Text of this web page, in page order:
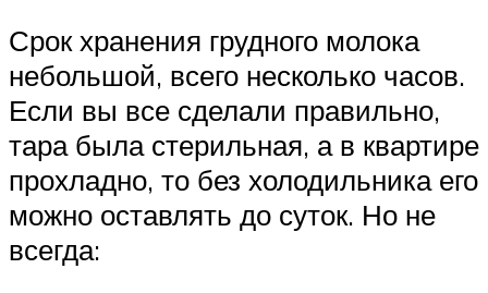
Срок хранения грудного молока
небольшой, всего несколько часов.
Если вы все сделали правильно,
тара была стерильная, а в квартире
прохладно, то без холодильника его
можно оставлять до суток. Но не
всегда: